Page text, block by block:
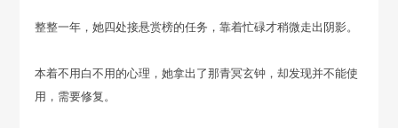
整整一年，她四处接悬赏榜的任务，靠着忙碌才稍微走出阴影。
本着不用白不用的心理，她拿出了那青冥玄钟，却发现并不能使
用，需要修复。